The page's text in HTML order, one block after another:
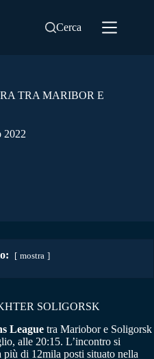
Cerca
TRA MARIBOR E
2022
mostra
SOLIGORSK
League tra Mariobor e Soligorsk
alle 20:15. L’incontro si
più di 12mila posti situato nella